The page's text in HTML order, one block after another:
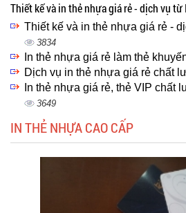
Thiết kế và in thẻ nhựa giá rẻ - dịch vụ từ
Thiết kế và in thẻ nhựa giá rẻ -
3834
In thẻ nhựa giá rẻ làm thẻ
Dịch vụ in thẻ nhựa giá rẻ chất
In thẻ nhựa giá rẻ, thẻ VIP chất
3649
IN THẺ NHỰA CAO CẤP